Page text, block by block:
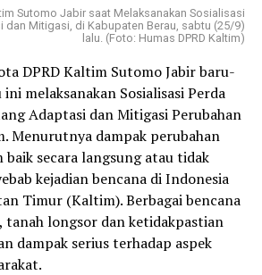
Sutomo Jabir saat Melaksanakan Sosialisasi
dan Mitigasi, di Kabupaten Berau, sabtu (25/9)
lalu. (Foto: Humas DPRD Kaltim)
DPRD Kaltim Sutomo Jabir baru-
ini melaksanakan Sosialisasi Perda
Adaptasi dan Mitigasi Perubahan
Menurutnya dampak perubahan
baik secara langsung atau tidak
kejadian bencana di Indonesia
Timur (Kaltim). Berbagai bencana
tanah longsor dan ketidakpastian
dampak serius terhadap aspek